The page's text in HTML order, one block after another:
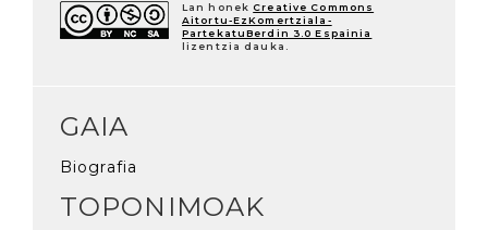
Lan honek Creative Commons
Aitortu-EzKomertziala-
PartekatuBerdin 3.0 Espainia
lizentzia dauka.
GAIA
Biografia
TOPONIMOAK